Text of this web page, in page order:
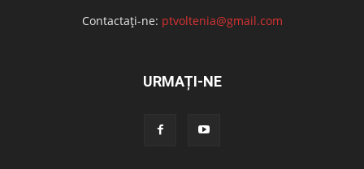
Contactați-ne: ptvoltenia@gmail.com
URMAȚI-NE